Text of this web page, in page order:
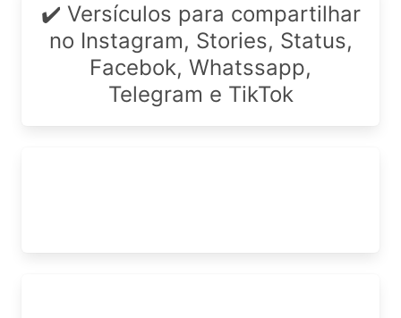
✔️ Versículos para compartilhar
no Instagram, Stories, Status,
Facebok, Whatssapp,
Telegram e TikTok